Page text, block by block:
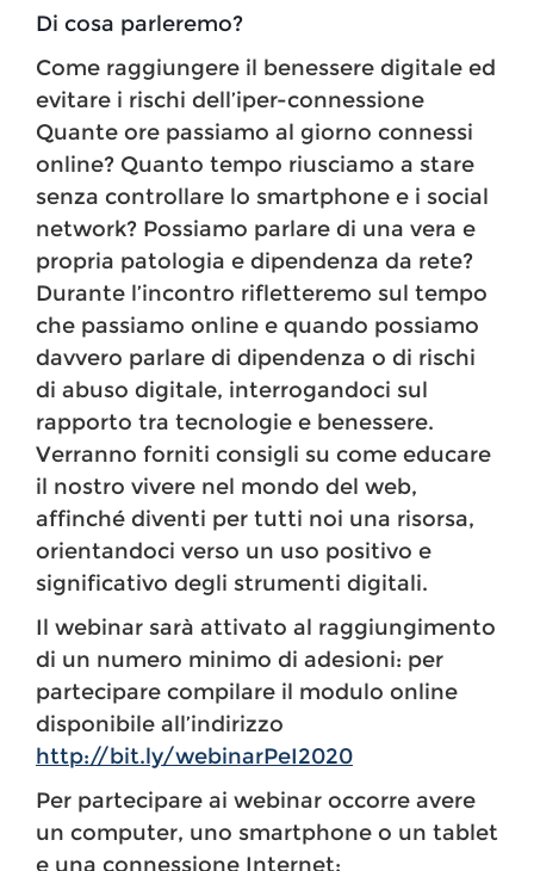
Di cosa parleremo?
Come raggiungere il benessere digitale ed
evitare i rischi dell’iper-connessione
Quante ore passiamo al giorno connessi
online? Quanto tempo riusciamo a stare
senza controllare lo smartphone e i social
network? Possiamo parlare di una vera e
propria patologia e dipendenza da rete?
Durante l’incontro rifletteremo sul tempo
che passiamo online e quando possiamo
davvero parlare di dipendenza o di rischi
di abuso digitale, interrogandoci sul
rapporto tra tecnologie e benessere.
Verranno forniti consigli su come educare
il nostro vivere nel mondo del web,
affinché diventi per tutti noi una risorsa,
orientandoci verso un uso positivo e
significativo degli strumenti digitali.
Il webinar sarà attivato al raggiungimento
di un numero minimo di adesioni: per
partecipare compilare il modulo online
disponibile all’indirizzo
http://bit.ly/webinarPeI2020
Per partecipare ai webinar occorre avere
un computer, uno smartphone o un tablet
e una connessione Internet: